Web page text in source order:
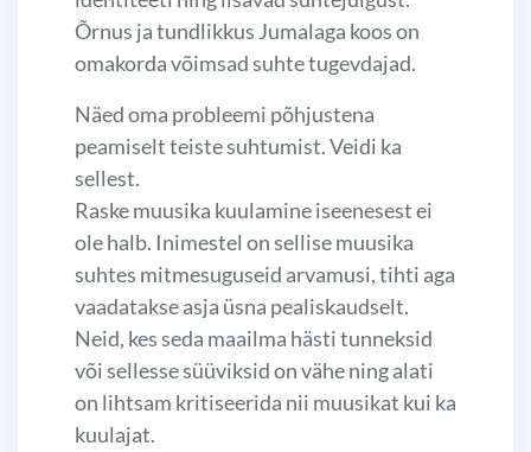
Õrnus ja tundlikkus Jumalaga koos on
omakorda võimsad suhte tugevdajad.
Näed oma probleemi põhjustena
peamiselt teiste suhtumist. Veidi ka
sellest.
Raske muusika kuulamine iseenesest ei
ole halb. Inimestel on sellise muusika
suhtes mitmesuguseid arvamusi, tihti aga
vaadatakse asja üsna pealiskaudselt.
Neid, kes seda maailma hästi tunneksid
või sellesse süüviksid on vähe ning alati
on lihtsam kritiseerida nii muusikat kui ka
kuulajat.